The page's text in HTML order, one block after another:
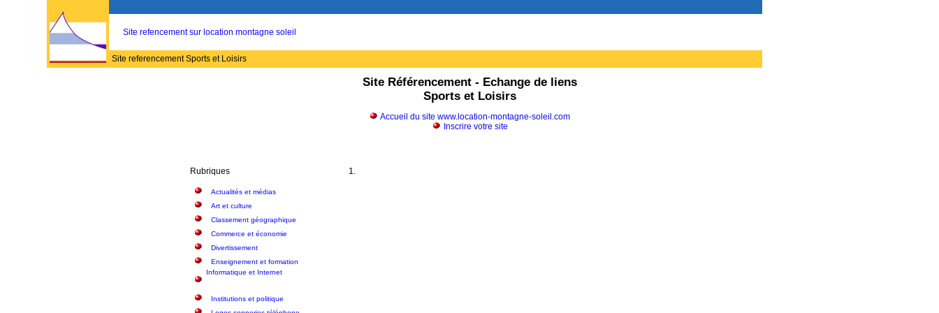
Site refencement sur location montagne soleil
Site referencement Sports et Loisirs
Site Référencement - Echange de liens
Sports et Loisirs
Accueil du site www.location-montagne-soleil.com
Inscrire votre site
Rubriques
Actualités et médias
Art et culture
Classement géographique
Commerce et économie
Divertissement
Enseignement et formation
Informatique et Internet
Institutions et politique